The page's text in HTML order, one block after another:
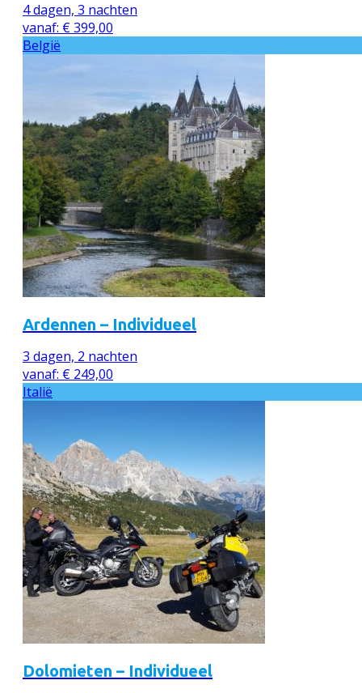
4 dagen, 3 nachten
vanaf: €399,00
België
Ardennen – Individueel
3 dagen, 2 nachten
vanaf: € 249,00
Italië
Dolomieten – Individueel